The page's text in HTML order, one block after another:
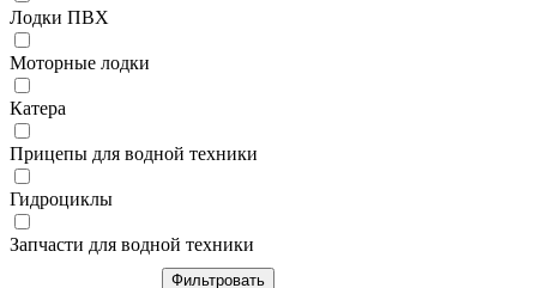
Лодки ПВХ
Моторные лодки
Катера
Прицепы для водной техники
Гидроциклы
Запчасти для водной техники